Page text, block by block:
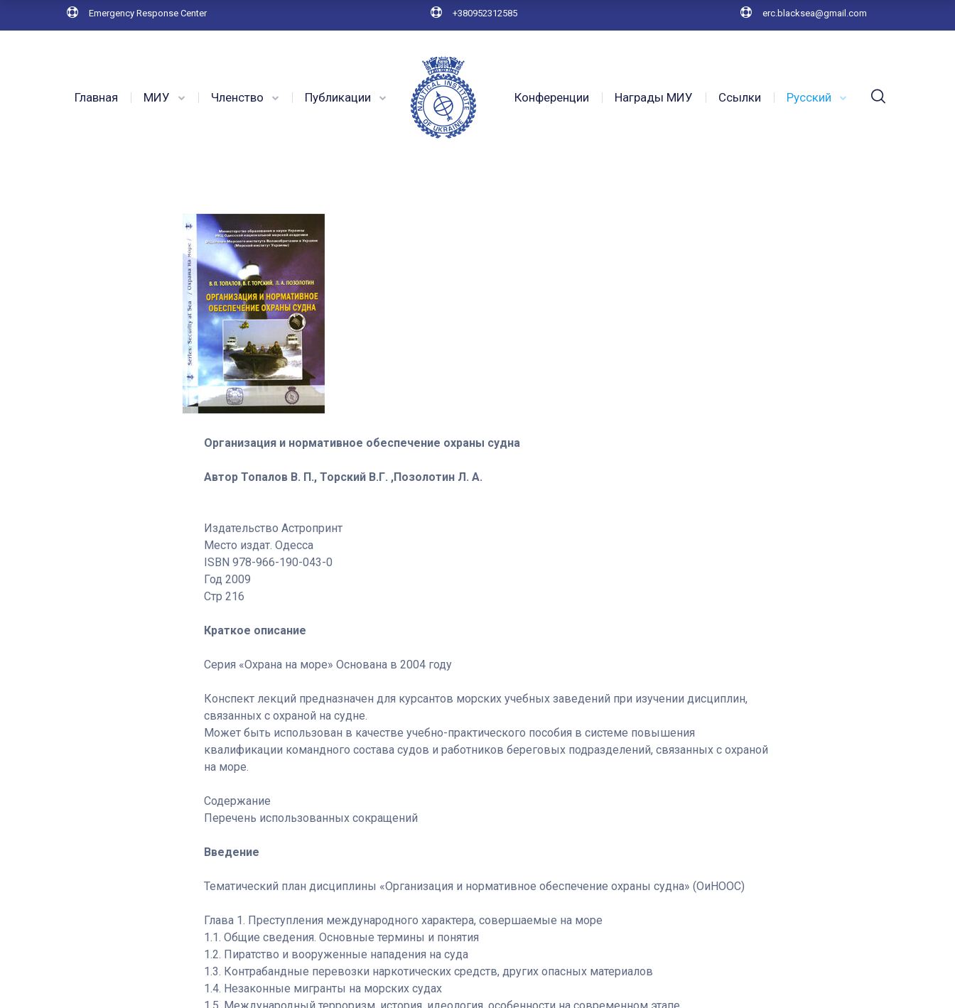
Emergency Response Center +380952312585 erc.blacksea@gmail.com
Главная МИУ Членство Публикации Конференции Награды МИУ Ссылки Русский
Организация и нормативное обеспечение охраны судна
Автор Топалов В. П., Торский В.Г. ,Позолотин Л. А.
Издательство Астропринт
Место издат. Одесса
ISBN 978-966-190-043-0
Год 2009
Стр 216
Краткое описание
Серия «Охрана на море» Основана в 2004 году
Конспект лекций предназначен для курсантов морских учебных заведений при изучении дисциплин,
связанных с охраной на судне.
Может быть использован в качестве учебно-практического пособия в системе повышения
квалификации командного состава судов и работников береговых подразделений, связанных с охраной
на море.
Содержание
Перечень использованных сокращений
Введение
Тематический план дисциплины «Организация и нормативное обеспечение охраны судна» (ОиНООС)
Глава 1. Преступления международного характера, совершаемые на море
1.1. Общие сведения. Основные термины и понятия
1.2. Пиратство и вооруженные нападения на суда
1.3. Контрабандные перевозки наркотических средств, других опасных материалов
1.4. Незаконные мигранты на морских судах